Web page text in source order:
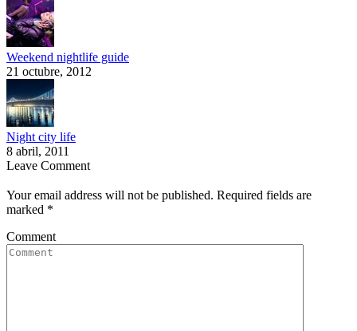
Weekend nightlife guide
21 octubre, 2012
Night city life
8 abril, 2011
Leave Comment
Your email address will not be published. Required fields are
marked *
Comment